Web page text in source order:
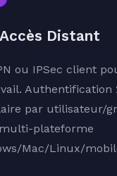
Distant
ou IPSec client
Authentification
par utilisateur/
plateforme
Mac/Linux/